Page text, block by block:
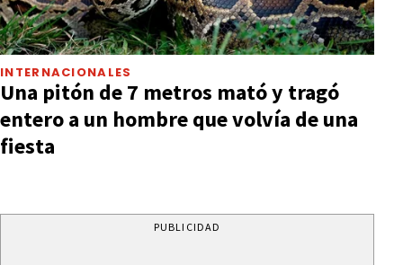
INTERNACIONALES
Una pitón de 7 metros mató y tragó
entero a un hombre que volvía de una
fiesta
PUBLICIDAD